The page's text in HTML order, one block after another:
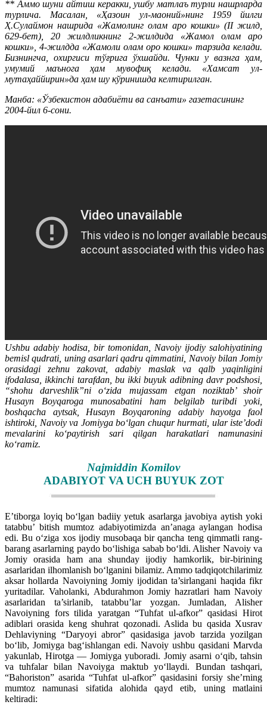
** Аммо шуни айтиш керакки, ушбу матлаъ турли нашрларда
турлича. Масалан, «Ҳазоин ул-маоний»нинг 1959 йилги
Ҳ.Сулаймон нашрида «Жамолинг олам аро кошки» (II жилд,
629-бет), 20 жилдликнинг 2-жилдида «Жамол олам аро
кошки», 4-жилдда «Жамоли олам оро кошки» тарзида келади.
Бизнингча, охиргиси тўғрига ўхшайди. Чунки у вазнга ҳам,
умумий маънога ҳам мувофиқ келади. «Хамсат ул-
мутаҳаййирин»да ҳам шу кўринишда келтирилган.
Манба: «Ўзбекистон адабиёти ва санъати» газетасининг
2004-йил 6-сони.
Ushbu adabiy hodisa, bir tomonidan, Navoiy ijodiy salohiyatining
bemisl qudrati, uning asarlari qadru qimmatini, Navoiy bilan Jomiy
orasidagi zehnu zakovat, adabiy maslak va qalb yaqinligini
ifodalasa, ikkinchi tarafdan, bu ikki buyuk adibning davr podshosi,
“shohu darveshlik”ni o‘zida mujassam etgan noziktab’ shoir
Husayn Boyqaroga munosabatini ham belgilab turibdi yoki,
boshqacha aytsak, Husayn Boyqaroning adabiy hayotga faol
ishtiroki, Navoiy va Jomiyga bo‘lgan chuqur hurmati, ular iste’dodi
mevalarini ko‘paytirish sari qilgan harakatlari namunasini
ko‘ramiz.
Najmiddin Komilov
ADABIYOT VA UCH BUYUK ZOT
E’tiborga loyiq bo‘lgan badiiy yetuk asarlarga javobiya aytish yoki
tatabbu’ bitish mumtoz adabiyotimizda an’anaga aylangan hodisa
edi. Bu o‘ziga xos ijodiy musobaqa bir qancha teng qimmatli rang-
barang asarlarning paydo bo‘lishiga sabab bo‘ldi. Alisher Navoiy va
Jomiy orasida ham ana shunday ijodiy hamkorlik, bir-birining
asarlaridan ilhomlanish bo‘lganini bilamiz. Ammo tadqiqotchilarimiz
aksar hollarda Navoiyning Jomiy ijodidan ta’sirlangani haqida fikr
yuritadilar. Vaholanki, Abdurahmon Jomiy hazratlari ham Navoiy
asarlaridan ta’sirlanib, tatabbu’lar yozgan. Jumladan, Alisher
Navoiyning fors tilida yaratgan “Tuhfat ul-afkor” qasidasi Hirot
adiblari orasida keng shuhrat qozonadi. Aslida bu qasida Xusrav
Dehlaviyning “Daryoyi abror” qasidasiga javob tarzida yozilgan
bo‘lib, Jomiyga bag‘ishlangan edi. Navoiy ushbu qasidani Marvda
yakunlab, Hirotga — Jomiyga yuboradi. Jomiy asarni o‘qib, tahsin
va tuhfalar bilan Navoiyga maktub yo‘llaydi. Bundan tashqari,
“Bahoriston” asarida “Tuhfat ul-afkor” qasidasini forsiy she’rning
mumtoz namunasi sifatida alohida qayd etib, uning matlaini
keltiradi: